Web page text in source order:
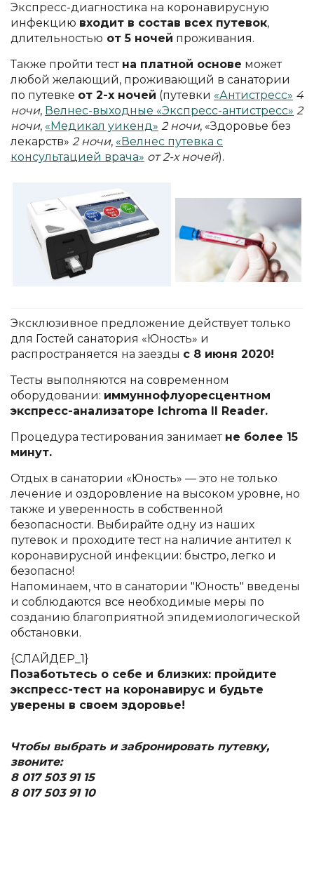
Экспресс-диагностика на коронавирусную
инфекцию входит в состав всех путевок,
длительностью от 5 ночей проживания.
Также пройти тест на платной основе может
любой желающий, проживающий в санатории
по путевке от 2-х ночей (путевки «Антистресс» 4
ночи, Велнес-выходные «Экспресс-антистресс» 2
ночи, «Медикал уикенд» 2 ночи, «Здоровье без
лекарств» 2 ночи, «Велнес путевка с
консультацией врача» от 2-х ночей).
Эксклюзивное предложение действует только
для Гостей санатория «Юность» и
распространяется на заезды с 8 июня 2020!
Тесты выполняются на современном
оборудовании: иммуннофлуоресцентном
экспресс-анализаторе Iсhroma II Reader.
Процедура тестирования занимает не более 15
минут.
Отдых в санатории «Юность» — это не только
лечение и оздоровление на высоком уровне, но
также и уверенность в собственной
безопасности. Выбирайте одну из наших
путевок и проходите тест на наличие антител к
коронавирусной инфекции: быстро, легко и
безопасно!
Напоминаем, что в санатории "Юность" введены
и соблюдаются все необходимые меры по
созданию благоприятной эпидемиологической
обстановки.
{СЛАЙДЕР_1}
Позаботьтесь о себе и близких: пройдите
экспресс-тест на коронавирус и будьте
уверены в своем здоровье!
Чтобы выбрать и забронировать путевку,
звоните:
8 017 503 91 15
8 017 503 91 10